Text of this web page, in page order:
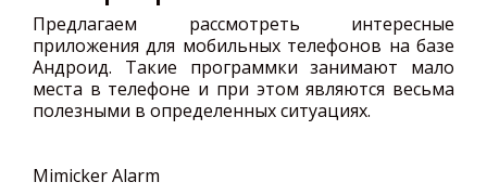
Предлагаем рассмотреть интересные
приложения для мобильных телефонов на базе
Андроид. Такие программки занимают мало
места в телефоне и при этом являются весьма
полезными в определенных ситуациях.
Mimicker Alarm